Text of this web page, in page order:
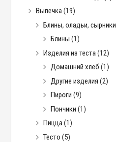
Выпечка(19)
Блины, оладьи, сырники
Блины (1)
Изделия из теста(12)
Домашний хлеб (1)
Другие изделия (2)
Пироги (9)
Пончики (1)
Пицца(1)
Тесто (5)